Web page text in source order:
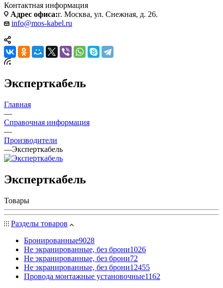
Контактная информация
Адрес офиса:г. Москва, ул. Снежная, д. 26.
info@mos-kabel.ru
Эксперткабель
Главная
—
Справочная информация
—
Производители
—Эксперткабель
Эксперткабель
Товары
Разделы товаров
Бронированные9028
Не экранированные, без брони1026
Не экранированные, без брони72
Не экранированные, без брони12455
Провода монтажные установочные1162